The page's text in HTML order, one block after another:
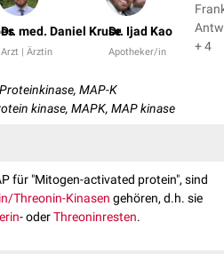
Dr. med. Daniel Kruse
Arzt | Ärztin
Dr. Ijad Kao
Apotheker/in
+ 4
MAP-K
kinase, MAPK, MAP kinase
für "Mitogen-activated protein", sind
Threonin-Kinasen gehören, d.h. sie
- oderThreoninresten.